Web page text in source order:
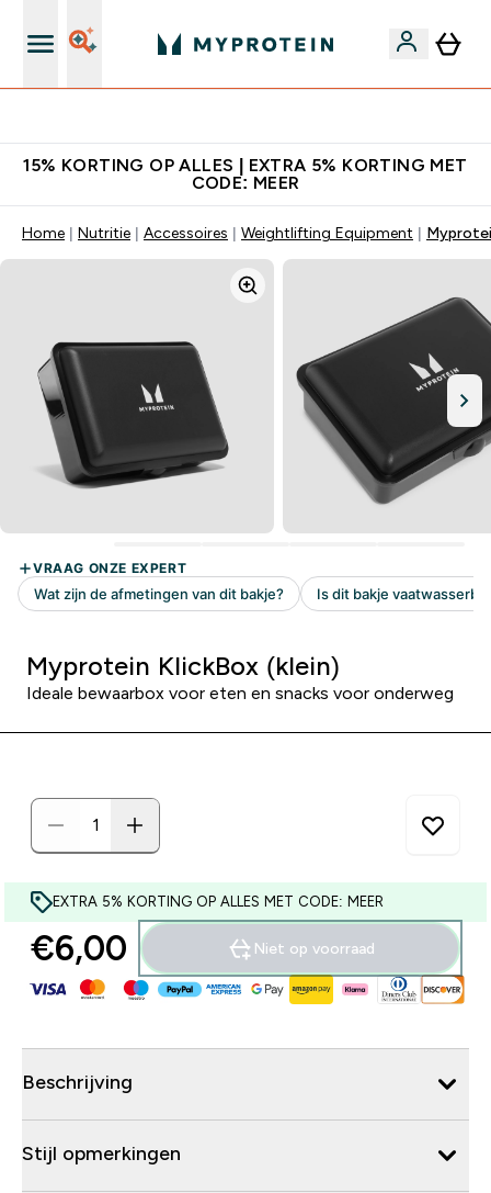
15% KORTING OP ALLES | EXTRA 5% KORTING MET
CODE: MEER
Home Nutritie Accessoires Weightlifting Equipment
Myprotein KlickBox (klein)
Ideale bewaarbox voor eten en snacks voor onderweg
EXTRA 5% KORTING OP ALLES MET CODE: MEER
€6,00‎ Niet op voorraad
Beschrijving
Stijl opmerkingen